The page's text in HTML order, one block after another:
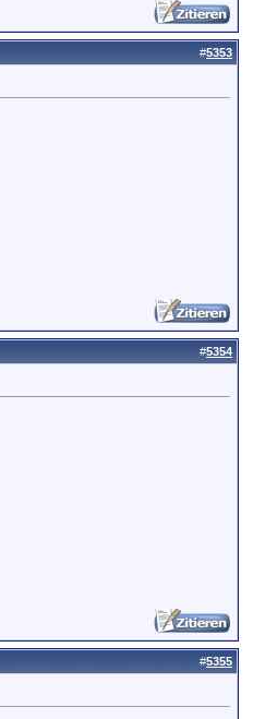
#5353
#5354
#5355